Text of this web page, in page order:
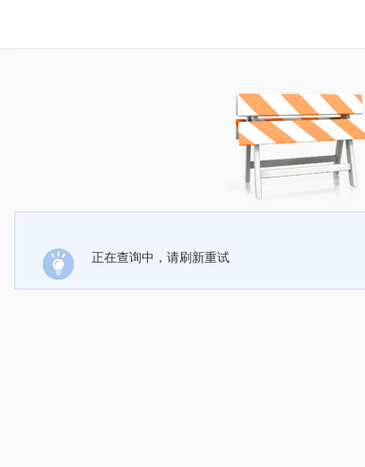
正在查询中，请刷新重试